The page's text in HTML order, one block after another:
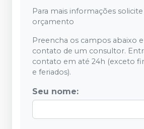
Para mais informações
orçamento
Preencha os campos abaixo
contato de um consultor.
contato em até 24h (exceto
e feriados).
Seu nome: